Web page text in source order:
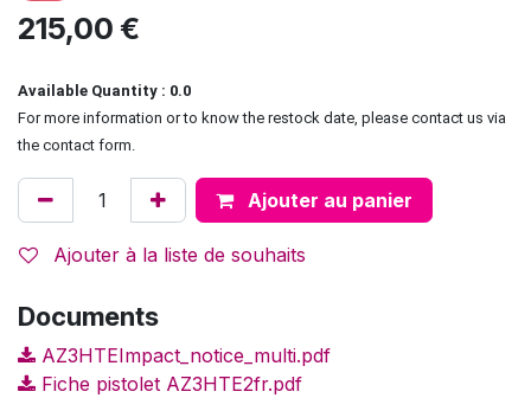
215,00 €
Available Quantity : 0.0
For more information or to know the restock date, please contact us via
the contact form.
Ajouter au panier
Ajouter à la liste de souhaits
Documents
AZ3HTEImpact_notice_multi.pdf
Fiche pistolet AZ3HTE2fr.pdf